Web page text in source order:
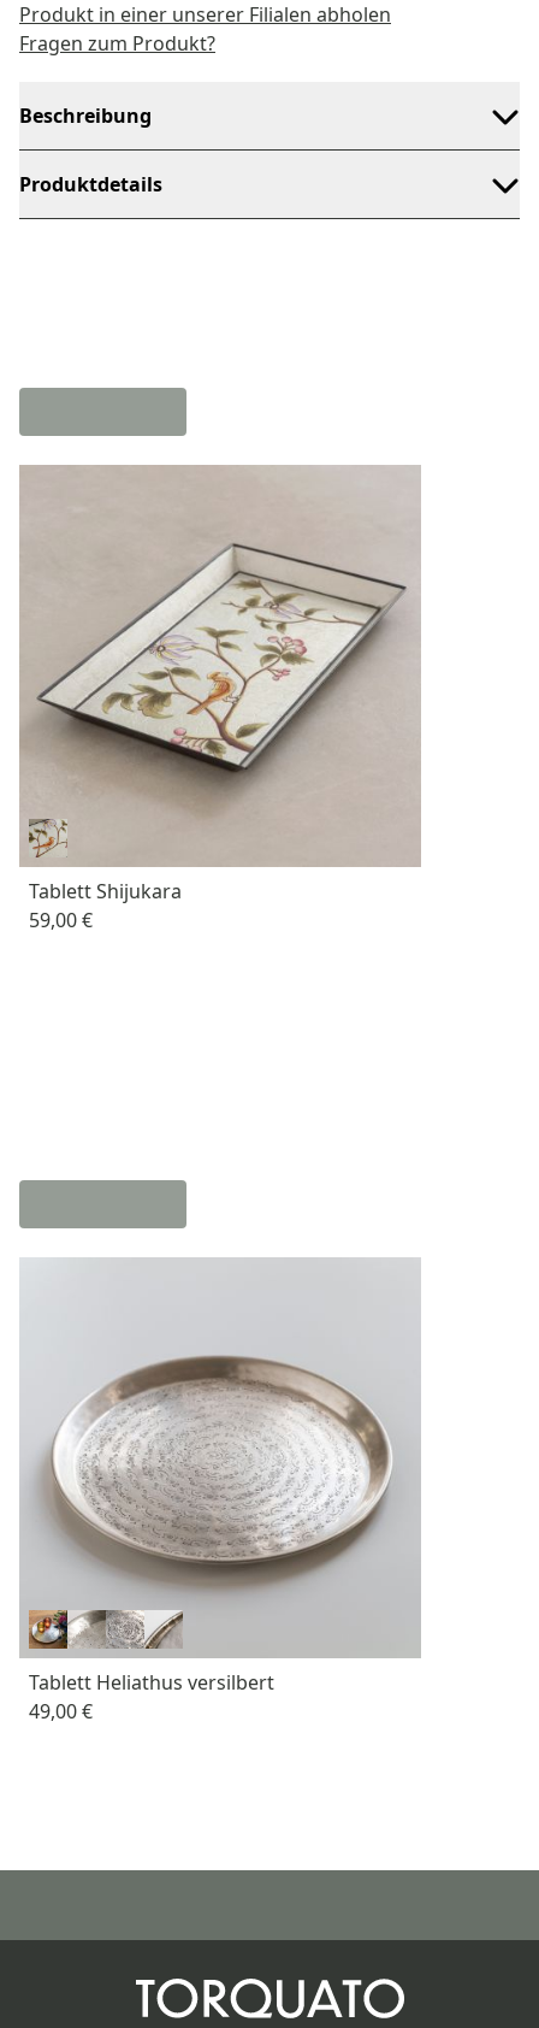
Produkt in einer unserer Filialen abholen
Fragen zum Produkt?
Beschreibung
Produktdetails
Tablett Shijukara
59,00 €
Tablett Heliathus versilbert
49,00 €